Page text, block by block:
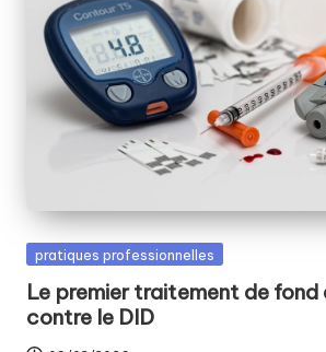
m
e
Posted
pratiques professionnelles
Le premier traitement de fond
contre le DID